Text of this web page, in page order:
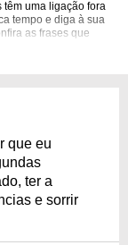
têm uma ligação fora
tempo e diga à sua
as frases que
que eu
ter a
e sorrir